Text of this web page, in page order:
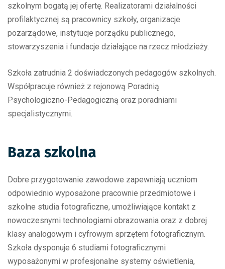
szkolnym bogatą jej ofertę. Realizatorami działalności
profilaktycznej są pracownicy szkoły, organizacje
pozarządowe, instytucje porządku publicznego,
stowarzyszenia i fundacje działające na rzecz młodzieży.
Szkoła zatrudnia 2 doświadczonych pedagogów szkolnych.
Współpracuje również z rejonową Poradnią
Psychologiczno-Pedagogiczną oraz poradniami
specjalistycznymi.
Baza szkolna
Dobre przygotowanie zawodowe zapewniają uczniom
odpowiednio wyposażone pracownie przedmiotowe i
szkolne studia fotograficzne, umożliwiające kontakt z
nowoczesnymi technologiami obrazowania oraz z dobrej
klasy analogowym i cyfrowym sprzętem fotograficznym.
Szkoła dysponuje 6 studiami fotograficznymi
wyposażonymi w profesjonalne systemy oświetlenia,